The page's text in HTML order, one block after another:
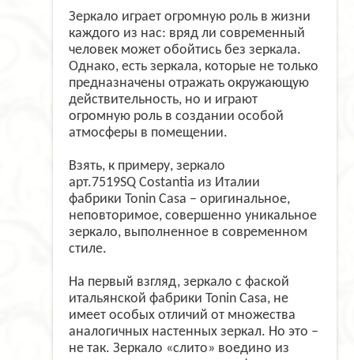
Зеркало играет огромную роль в жизни
каждого из нас: вряд ли современный
человек может обойтись без зеркала.
Однако, есть зеркала, которые не только
предназначены отражать окружающую
действительность, но и играют
огромную роль в создании особой
атмосферы в помещении.
Взять, к примеру, зеркало
арт.7519SQ Costantia из Италии
фабрики Tonin Casa – оригинальное,
неповторимое, совершенно уникальное
зеркало, выполненное в современном
стиле.
На первый взгляд, зеркало с фаской
итальянской фабрики Tonin Casa, не
имеет особых отличий от множества
аналогичных настенных зеркал. Но это –
не так. Зеркало «слито» воедино из